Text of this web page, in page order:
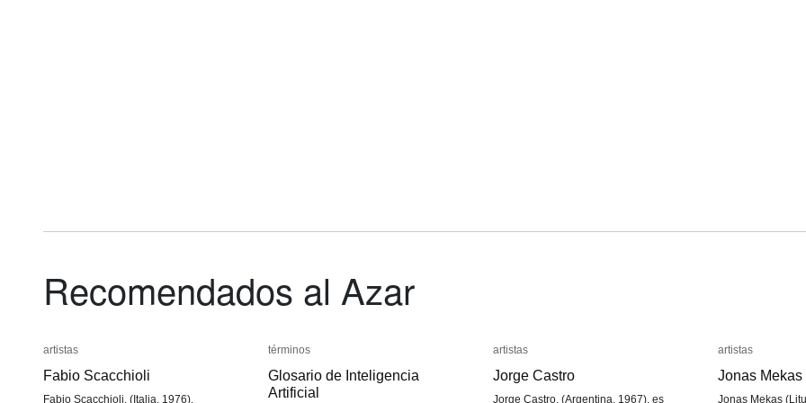
Recomendados al Azar
artistas
Fabio Scacchioli
Fabio Scacchioli, (Italia, 1976).
artistas
Fabio Scacchioli
términos
Glosario de Inteligencia
Artificial
términos
Glosario de Inteligencia
Artificial
artistas
Jorge Castro
Jorge Castro, (Argentina, 1967), es
artistas
Jorge Castro
artistas
Jonas Mekas
Jonas Mekas
artistas
Jonas Mekas